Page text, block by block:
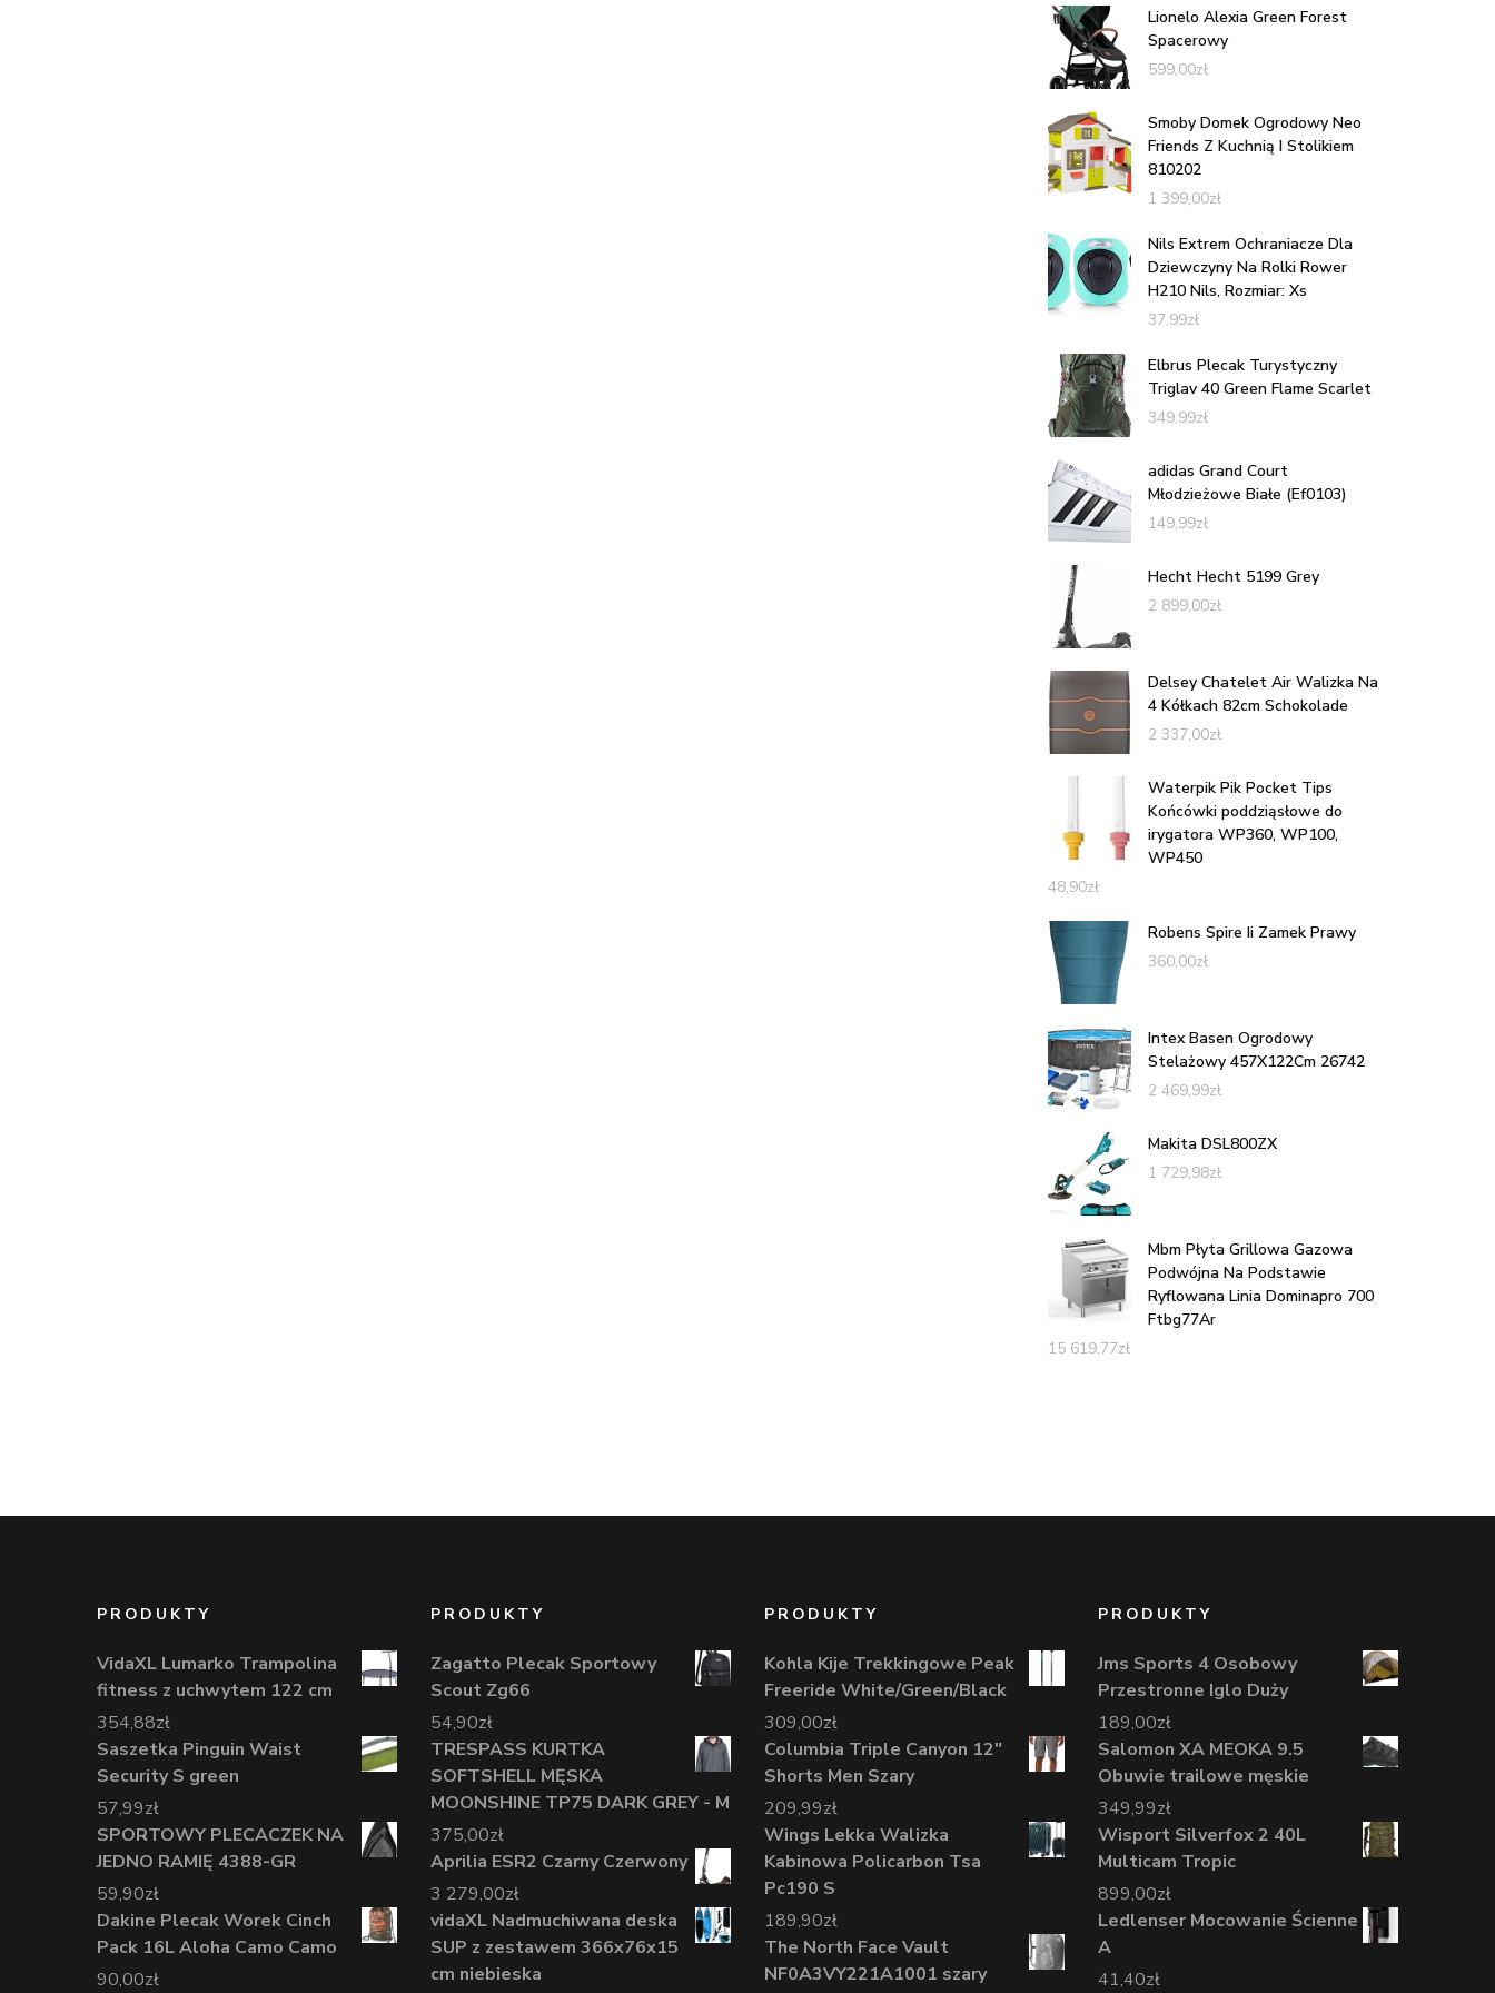
Lionelo Alexia Green Forest
Spacerowy
599,00zł
Smoby Domek Ogrodowy Neo
Friends Z Kuchnią I Stolikiem
810202
1 399,00zł
Nils Extrem Ochraniacze Dla
Dziewczyny Na Rolki Rower
H210 Nils, Rozmiar: Xs
37,99zł
Elbrus Plecak Turystyczny
Triglav 40 Green Flame Scarlet
349,99zł
adidas Grand Court
Młodzieżowe Białe (Ef0103)
149,99zł
Hecht Hecht 5199 Grey
2 899,00zł
Delsey Chatelet Air Walizka Na
4 Kółkach 82cm Schokolade
2 337,00zł
Waterpik Pik Pocket Tips
Końcówki poddziąsłowe do
irygatora WP360, WP100,
WP450
48,90zł
Robens Spire Ii Zamek Prawy
360,00zł
Intex Basen Ogrodowy
Stelażowy 457X122Cm 26742
2 469,99zł
Makita DSL800ZX
1 729,98zł
Mbm Płyta Grillowa Gazowa
Podwójna Na Podstawie
Ryflowana Linia Dominapro 700
Ftbg77Ar
15 619,77zł
PRODUKTY
VidaXL Lumarko Trampolina
fitness z uchwytem 122 cm
354,88zł
Saszetka Pinguin Waist
Security S green
57,99zł
SPORTOWY PLECACZEK NA
JEDNO RAMIĘ 4388-GR
59,90zł
Dakine Plecak Worek Cinch
Pack 16L Aloha Camo Camo
90,00zł
PRODUKTY
Zagatto Plecak Sportowy
Scout Zg66
54,90zł
TRESPASS KURTKA
SOFTSHELL MĘSKA
MOONSHINE TP75 DARK GREY - M
375,00zł
Aprilia ESR2 Czarny Czerwony
3 279,00zł
vidaXL Nadmuchiwana deska
SUP z zestawem 366x76x15
cm niebieska
PRODUKTY
Kohla Kije Trekkingowe Peak
Freeride White/Green/Black
309,00zł
Columbia Triple Canyon 12"
Shorts Men Szary
209,99zł
Wings Lekka Walizka
Kabinowa Policarbon Tsa
Pc190 S
189,90zł
The North Face Vault
NF0A3VY221A1001 szary
PRODUKTY
Jms Sports 4 Osobowy
Przestronne Iglo Duży
189,00zł
Salomon XA MEOKA 9.5
Obuwie trailowe męskie
349,99zł
Wisport Silverfox 2 40L
Multicam Tropic
899,00zł
Ledlenser Mocowanie Ścienne
A
41,40zł